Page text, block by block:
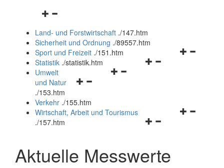
Navigationsmenü
und
schließen
Land- und Forstwirtschaft ./147.htm
Sicherheit und Ordnung ./89557.htm
Navigationsmenü
Sport und Freizeit ./151.htm
Navigationsmenü
Statistik ./statistik.htm
Navigationsmenü
und
schließen
Umwelt
und Natur
./153.htm
Verkehr ./155.htm
Navigationsmenü
schließen
Wirtschaft, Arbeit und Tourismus
./157.htm
Aktuelle Messwerte